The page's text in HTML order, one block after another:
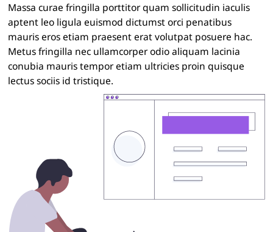
Massa curae fringilla porttitor quam sollicitudin iaculis
aptent leo ligula euismod dictumst orci penatibus
mauris eros etiam praesent erat volutpat posuere hac.
Metus fringilla nec ullamcorper odio aliquam lacinia
conubia mauris tempor etiam ultricies proin quisque
lectus sociis id tristique.